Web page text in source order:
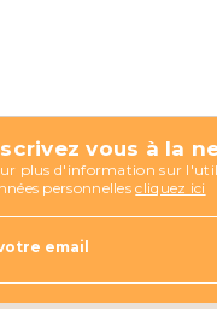
vous à la
plus d'information sur
personnellescliquez ici
email